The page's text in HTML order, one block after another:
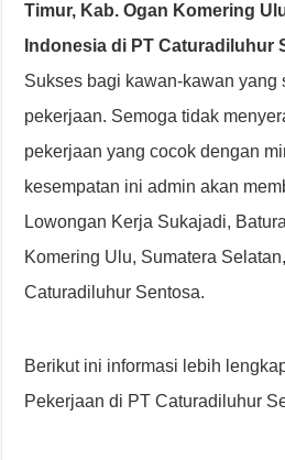
Timur, Kab. Ogan Komering
Indonesia di PT Caturadiluhur
Sukses bagi kawan-kawan yang
pekerjaan. Semoga tidak
pekerjaan yang cocok dengan
kesempatan ini admin akan
Lowongan Kerja Sukajadi,
Komering Ulu, Sumatera
Caturadiluhur Sentosa.
Berikut ini informasi lebih
Pekerjaan di PT Caturadiluhur